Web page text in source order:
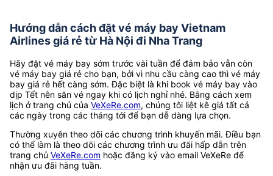
Hướng dẫn cách đặt vé máy bay Vietnam
Airlines giá rẻ từ Hà Nội đi Nha Trang
Hãy đặt vé máy bay sớm trước vài tuần để đảm bảo vẫn còn
vé máy bay giá rẻ cho bạn, bởi vì nhu cầu càng cao thì vé máy
bay giá rẻ hết càng sớm. Đặc biệt là khi book vé máy bay vào
dịp Tết nên săn vé ngay khi có lịch nghỉ nhé. Bằng cách xem
lịch ở trang chủ của VeXeRe.com, chúng tôi liệt kê giá tất cả
các ngày trong các tháng tới để bạn dễ dàng lựa chọn.
Thường xuyên theo dõi các chương trình khuyến mãi. Điều bạn
có thể làm là theo dõi các chương trình ưu đãi hấp dẫn trên
trang chủ VeXeRe.com hoặc đăng ký vào email VeXeRe để
nhận ưu đãi hàng tuần.